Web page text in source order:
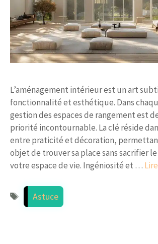
L’aménagement intérieur est un art
fonctionnalité et esthétique. Dans
gestion des espaces de rangement est
priorité incontournable. La clé réside
entre praticité et décoration,
objet de trouver sa place sans sacrifier
votre espace de vie. Ingéniosité et …
Étiquettes
Astuce